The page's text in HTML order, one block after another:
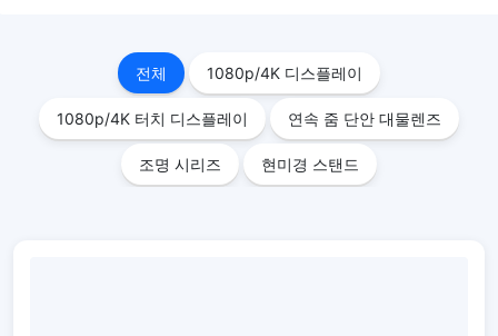
전체 1080p/4K 디스플레이
1080p/4K 터치 디스플레이 연속 줌 단안 대물렌즈
조명 시리즈 현미경 스탠드